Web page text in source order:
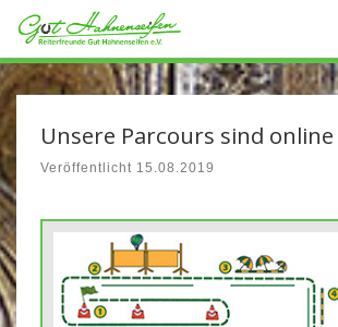
Zum Inhalt springen
Unsere Parcours sind online
Veröffentlicht 15.08.2019